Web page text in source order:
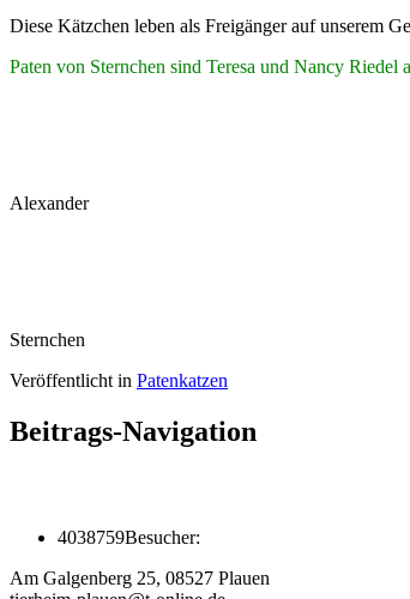
Diese Kätzchen leben als Freigänger auf unserem
Paten von Sternchen sind Teresa und Nancy Riedel
Alexander
Sternchen
Veröffentlicht in Patenkatzen
Beitrags-Navigation
4038759Besucher:
Am Galgenberg 25, 08527 Plauen